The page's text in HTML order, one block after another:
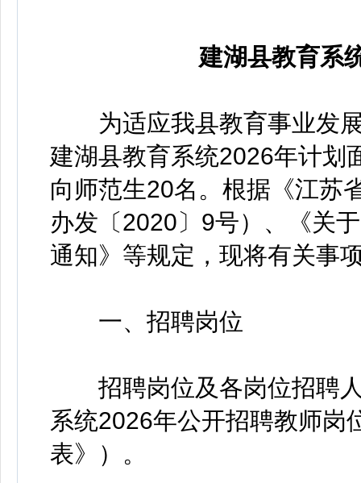
建湖县教育系
为适应我县教育事业发展
建湖县教育系统2026年计划
向师范生20名。根据《江苏
办发〔2020〕9号）、《关
通知》等规定，现将有关事
一、招聘岗位
招聘岗位及各岗位招聘人
系统2026年公开招聘教师岗
表》）。